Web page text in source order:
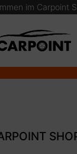
im Carpoint